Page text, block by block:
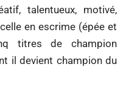
talentueux, motivé,
en escrime (épée et
titres de champion
il devient champion du